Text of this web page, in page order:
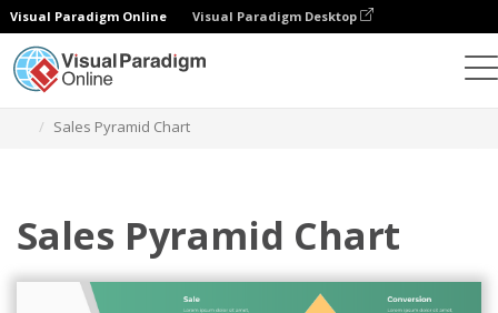
Visual Paradigm Online Visual Paradigm Desktop
Sales Pyramid Chart
Sales Pyramid Chart